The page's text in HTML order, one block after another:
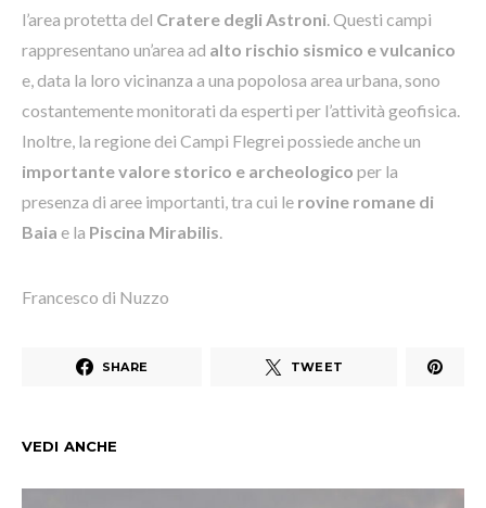
l’area protetta del Cratere degli Astroni. Questi campi
rappresentano un’area ad alto rischio sismico e vulcanico
e, data la loro vicinanza a una popolosa area urbana, sono
costantemente monitorati da esperti per l’attività geofisica.
Inoltre, la regione dei Campi Flegrei possiede anche un
importante valore storico e archeologico per la
presenza di aree importanti, tra cui le rovine romane di
Baia e la Piscina Mirabilis.
Francesco di Nuzzo
SHARE TWEET
VEDI ANCHE